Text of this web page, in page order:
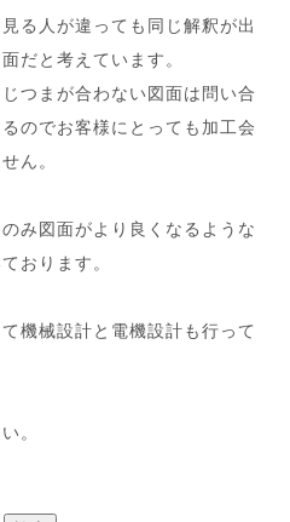
る人が違っても同じ解釈が出
だと考えています。
つまが合わない図面は問い合
のでお客様にとっても加工会
ん。
み図面がより良くなるような
おります。
機械設計と電機設計も行って
。